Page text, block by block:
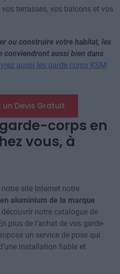
terrasses, vos balcons et vos
ou construire votre habitat, les
conviendront aussi bien dans
aussi les garde corps KSM
un Devis Gratuit
corps en
vous, à
site Internet notre
aluminium de la marque
notre catalogue de
plus de l’achat de vos garde-
un service de pose qui
installation fiable et